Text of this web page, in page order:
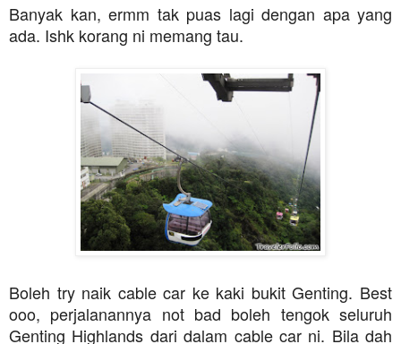
Banyak kan, ermm tak puas lagi dengan apa yang
ada. Ishk korang ni memang tau.
Boleh try naik cable car ke kaki bukit Genting. Best
ooo, perjalanannya not bad boleh tengok seluruh
Genting Highlands dari dalam cable car ni. Bila dah